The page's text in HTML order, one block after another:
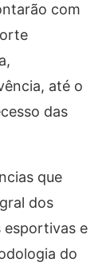
com
até o
das
que
dos
esportivas e
do